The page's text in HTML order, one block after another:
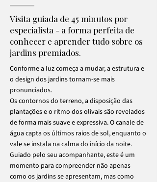
Visita guiada de 45 minutos por
especialista - a forma perfeita de
conhecer e aprender tudo sobre os
jardins premiados.
Conforme a luz começa a mudar, a estrutura e
o design dos jardins tornam-se mais
pronunciados.
Os contornos do terreno, a disposição das
plantações e o ritmo dos olivais são revelados
de forma mais suave e expressiva. O canale de
água capta os últimos raios de sol, enquanto o
vale se instala na calma do início da noite.
Guiado pelo seu acompanhante, este é um
momento para compreender não apenas
como os jardins se apresentam, mas como